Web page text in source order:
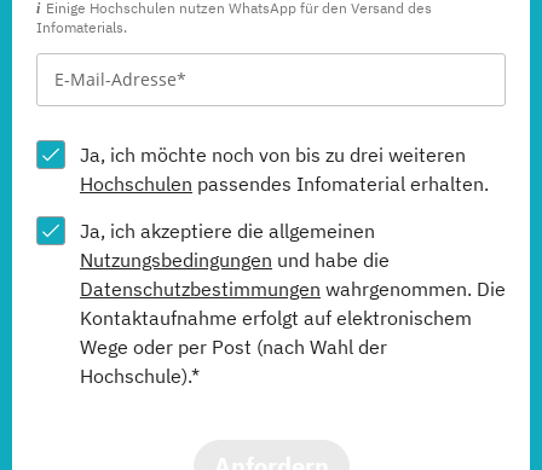
Einige Hochschulen nutzen WhatsApp für den Versand des
Infomaterials.
Ja, ich möchte noch von bis zu drei weiteren
Hochschulen passendes Infomaterial erhalten.
Ja, ich akzeptiere die allgemeinen
Nutzungsbedingungen und habe die
Datenschutzbestimmungen wahrgenommen. Die
Kontaktaufnahme erfolgt auf elektronischem
Wege oder per Post (nach Wahl der
Hochschule).*